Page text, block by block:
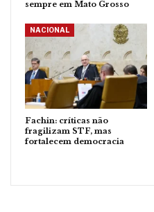
sempre em Mato Grosso
NACIONAL
Fachin: críticas não
fragilizam STF, mas
fortalecem democracia